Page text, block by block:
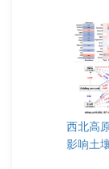
西北高
影响土